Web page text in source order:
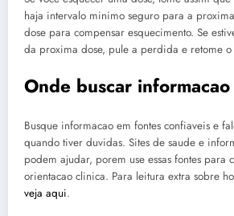
haja intervalo minimo seguro para a
dose para compensar esquecimento. Se
da proxima dose, pule a perdida e retome o
Onde buscar
Busque informacao em fontes confiaveis e
quando tiver duvidas. Sites de saude e
podem ajudar, porem use essas fontes para
orientacao clinica. Para leitura extra sobre
veja aqui.